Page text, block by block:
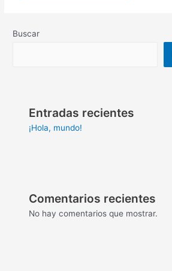
Buscar
Entradas recientes
¡Hola, mundo!
Comentarios recientes
No hay comentarios que mostrar.